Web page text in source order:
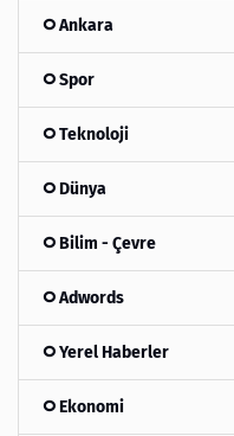
Ankara
Spor
Teknoloji
Dünya
Bilim - Çevre
Adwords
Yerel Haberler
Ekonomi